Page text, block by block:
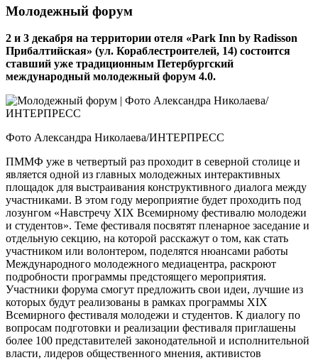
Молодежный форум
2 и 3 декабря на территории отеля «Park Inn by Radisson
Прибалтийская» (ул. Кораблестроителей, 14) состоится
ставший уже традиционным Петербургский
международный молодежный форум 4.0.
Фото Александра Николаева/ИНТЕРПРЕСС
ПММФ уже в четвертый раз проходит в северной столице и
является одной из главных молодежных интерактивных
площадок для выстраивания конструктивного диалога между
участниками. В этом году мероприятие будет проходить под
лозунгом «Навстречу XIX Всемирному фестивалю молодежи
и студентов». Теме фестиваля посвятят пленарное заседание и
отдельную секцию, на которой расскажут о том, как стать
участником или волонтером, поделятся нюансами работы
Международного молодежного медиацентра, раскроют
подробности программы предстоящего мероприятия.
Участники форума смогут предложить свои идеи, лучшие из
которых будут реализованы в рамках программы XIX
Всемирного фестиваля молодежи и студентов. К диалогу по
вопросам подготовки и реализации фестиваля приглашены
более 100 представителей законодательной и исполнительной
власти, лидеров общественного мнения, активистов